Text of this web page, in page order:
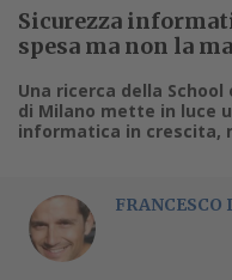
Sicurezza
spesa ma non la
Una ricerca della
di Milano mette in luce
informatica in crescita,
FRANCESCO